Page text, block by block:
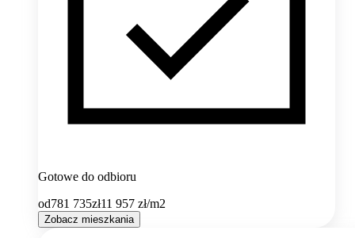
Gotowe do odbioru
od781 735zł11 957 zł/m2
Zobacz mieszkania